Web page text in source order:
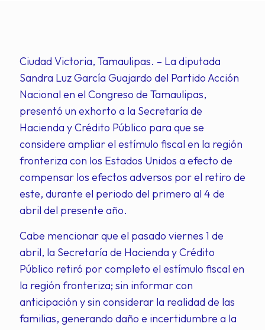
Ciudad Victoria, Tamaulipas. – La diputada
Sandra Luz García Guajardo del Partido Acción
Nacional en el Congreso de Tamaulipas,
presentó un exhorto a la Secretaría de
Hacienda y Crédito Público para que se
considere ampliar el estímulo fiscal en la región
fronteriza con los Estados Unidos a efecto de
compensar los efectos adversos por el retiro de
este, durante el periodo del primero al 4 de
abril del presente año.
Cabe mencionar que el pasado viernes 1 de
abril, la Secretaría de Hacienda y Crédito
Público retiró por completo el estímulo fiscal en
la región fronteriza; sin informar con
anticipación y sin considerar la realidad de las
familias, generando daño e incertidumbre a la